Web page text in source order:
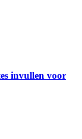
invullen voor